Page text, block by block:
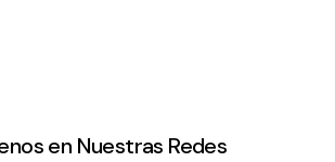
en Nuestras Redes